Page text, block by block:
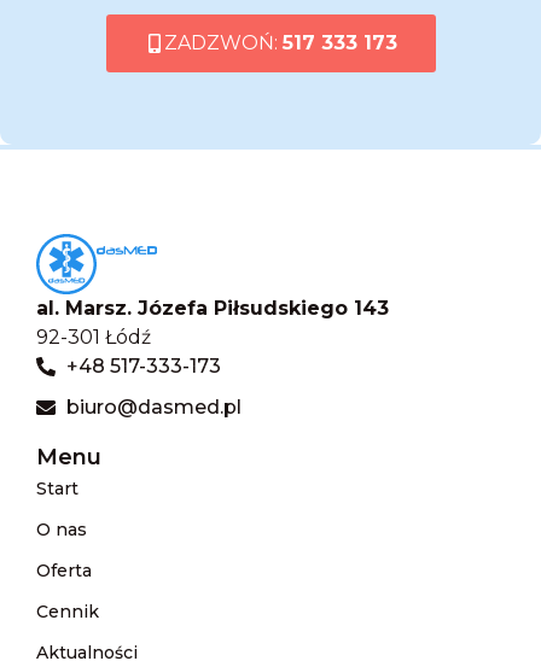
ZADZWOŃ: 517 333 173
al. Marsz. Józefa Piłsudskiego 143
92-301 Łódź
+48 517-333-173
biuro@dasmed.pl
Menu
Start
O nas
Oferta
Cennik
Aktualności